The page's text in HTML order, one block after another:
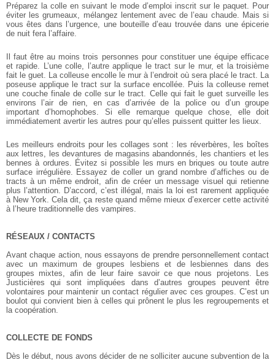
Préparez la colle en suivant le mode d’emploi inscrit sur le paquet. Pour
éviter les grumeaux, mélangez lentement avec de l’eau chaude. Mais si
vous êtes dans l’urgence, une bouteille d’eau trouvée dans une épicerie
de nuit fera l’affaire.
Il faut être au moins trois personnes pour constituer une équipe efficace
et rapide. L’une colle, l’autre applique le tract sur le mur, et la troisième
fait le guet. La colleuse encolle le mur à l’endroit où sera placé le tract. La
poseuse applique le tract sur la surface encollée. Puis la colleuse remet
une couche finale de colle sur le tract. Celle qui fait le guet surveille les
environs l’air de rien, en cas d’arrivée de la police ou d’un groupe
important d’homophobes. Si elle remarque quelque chose, elle doit
immédiatement avertir les autres pour qu’elles puissent quitter les lieux.
Les meilleurs endroits pour les collages sont : les réverbères, les boîtes
aux lettres, les devantures de magasins abandonnés, les chantiers et les
bennes à ordures. Évitez si possible les murs en briques ou toute autre
surface irrégulière. Essayez de coller un grand nombre d’affiches ou de
tracts à un même endroit, afin de créer un message visuel qui retienne
plus l’attention. D’accord, c’est illégal, mais la loi est rarement appliquée
à New York. Cela dit, ça reste quand même mieux d’exercer cette activité
à l’heure traditionnelle des vampires.
RÉSEAUX / CONTACTS
Avant chaque action, nous essayons de prendre personnellement contact
avec un maximum de groupes lesbiens et de lesbiennes dans des
groupes mixtes, afin de leur faire savoir ce que nous projetons. Les
Justicières qui sont impliquées dans d’autres groupes peuvent être
volontaires pour maintenir un contact régulier avec ces groupes. C’est un
boulot qui convient bien à celles qui prônent le plus les regroupements et
la coopération.
COLLECTE DE FONDS
Dès le début, nous avons décider de ne solliciter aucune subvention de la